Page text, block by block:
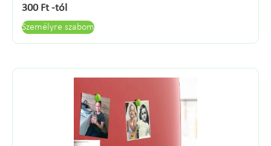
300 Ft-tól
Személyre szabom